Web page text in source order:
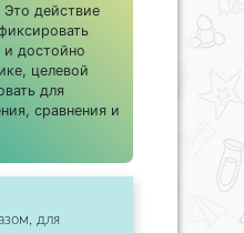
Это действие
и достойно
целевой
для
сравнения и
для